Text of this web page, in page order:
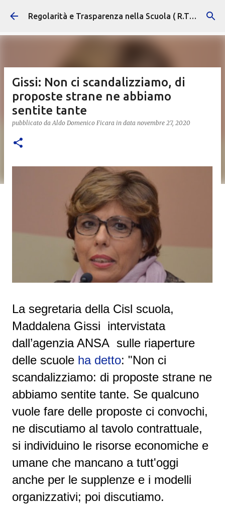
Passa ai contenuti principali Regolarità e Trasparenza nella Scuola ( R.T.S. )
Gissi: Non ci scandalizziamo, di
proposte strane ne abbiamo
sentite tante
pubblicato daAldo Domenico Ficara in data novembre 27, 2020
La segretaria della Cisl scuola,
Maddalena Gissi intervistata
dall’agenzia ANSA sulle riaperture
delle scuole ha detto: "Non ci
scandalizziamo: di proposte strane ne
abbiamo sentite tante. Se qualcuno
vuole fare delle proposte ci convochi,
ne discutiamo al tavolo contrattuale,
si individuino le risorse economiche e
umane che mancano a tutt'oggi
anche per le supplenze e i modelli
organizzativi; poi discutiamo.